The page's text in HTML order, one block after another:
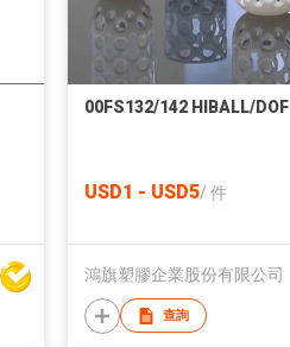
00FS132/142 HIBALL/DOF
USD1 - USD5/ 件
鴻旗塑膠企業股份有限公司
查詢